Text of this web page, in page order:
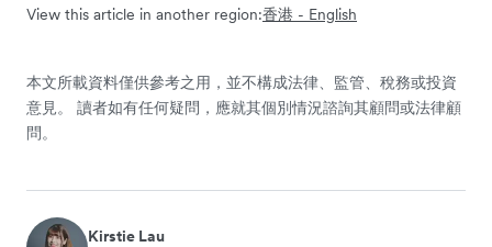
View this article in another region:香港 - English
本文所載資料僅供參考之用，並不構成法律、監管、稅務或投資
意見。 讀者如有任何疑問，應就其個別情況諮詢其顧問或法律顧
問。
Kirstie Lau